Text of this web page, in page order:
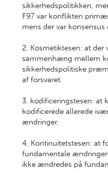
sikkerhedspolitikken,
F97 var konflikten
mens der var
2. Kosmetiktesen: at
sammenhæng mellem
sikkerhedspolitiske
af forsvaret.
3. kodificeringstesen: at
kodificerede allerede
ændringer.
4. Kontinuitetstesen: at
fundamentale
ikke ændredes på